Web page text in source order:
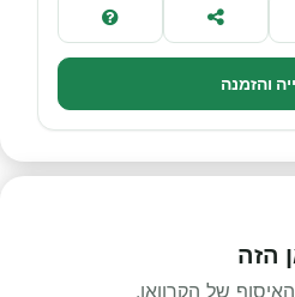
והזמנה
הזה
של הקרוואן.